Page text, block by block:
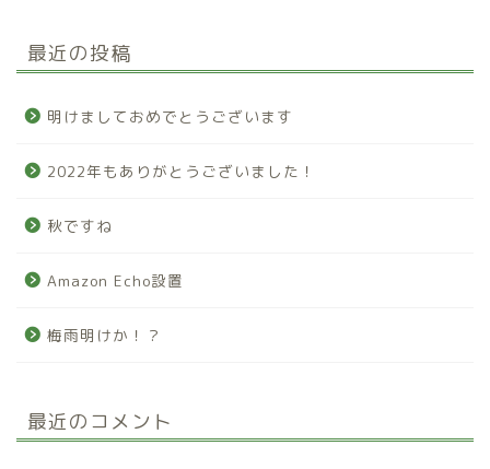
最近の投稿
明けましておめでとうございます
2022年もありがとうございました！
秋ですね
Amazon Echo設置
梅雨明けか！？
最近のコメント